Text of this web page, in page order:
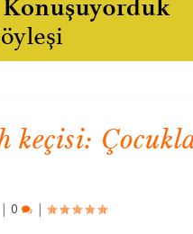
keçisi:
|0 |